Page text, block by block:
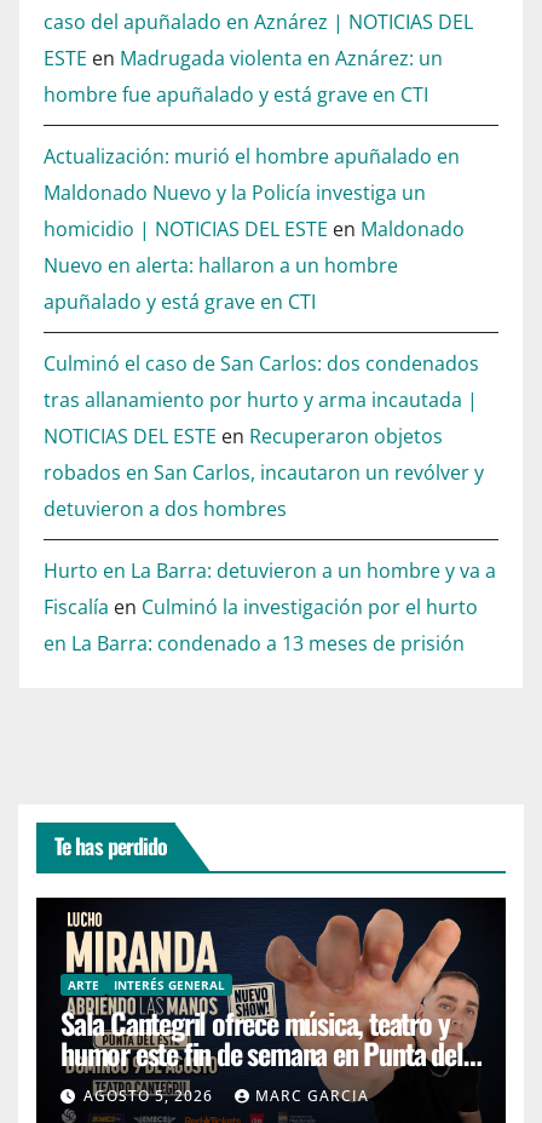
caso del apuñalado en Aznárez | NOTICIAS DEL
ESTE en Madrugada violenta en Aznárez: un
hombre fue apuñalado y está grave en CTI
Actualización: murió el hombre apuñalado en
Maldonado Nuevo y la Policía investiga un
homicidio | NOTICIAS DEL ESTE en Maldonado
Nuevo en alerta: hallaron a un hombre
apuñalado y está grave en CTI
Culminó el caso de San Carlos: dos condenados
tras allanamiento por hurto y arma incautada |
NOTICIAS DEL ESTE en Recuperaron objetos
robados en San Carlos, incautaron un revólver y
detuvieron a dos hombres
Hurto en La Barra: detuvieron a un hombre y va a
Fiscalía en Culminó la investigación por el hurto
en La Barra: condenado a 13 meses de prisión
Te has perdido
ARTE INTERÉS GENERAL
Sala Cantegril ofrece música, teatro y
humor este fin de semana en Punta del
EsteAGOSTO 5, 2026 MARC GARCIA